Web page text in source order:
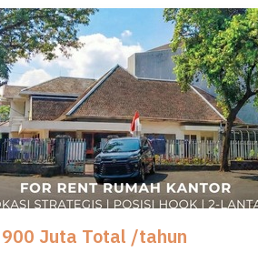
900 Juta Total /tahun